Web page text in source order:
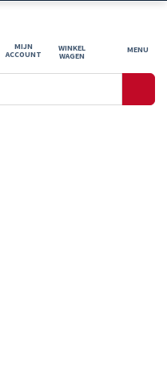
MIJN
ACCOUNT
WINKEL
WAGEN